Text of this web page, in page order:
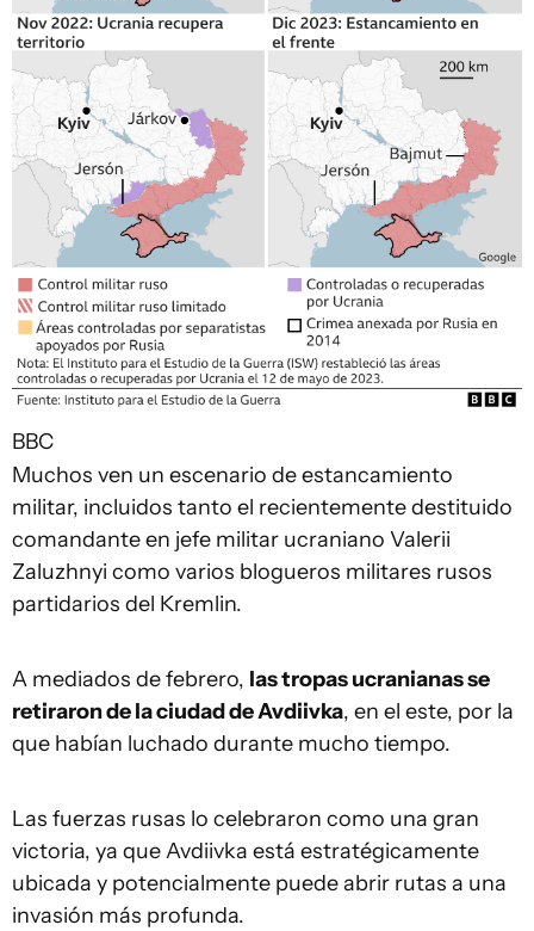
BBC
Muchos ven un escenario de estancamiento
militar, incluidos tanto el recientemente destituido
comandante en jefe militar ucraniano Valerii
Zaluzhnyi como varios blogueros militares rusos
partidarios del Kremlin.
A mediados de febrero, las tropas ucranianas se
retiraron de la ciudad de Avdiivka, en el este, por la
que habían luchado durante mucho tiempo.
Las fuerzas rusas lo celebraron como una gran
victoria, ya que Avdiivka está estratégicamente
ubicada y potencialmente puede abrir rutas a una
invasión más profunda.